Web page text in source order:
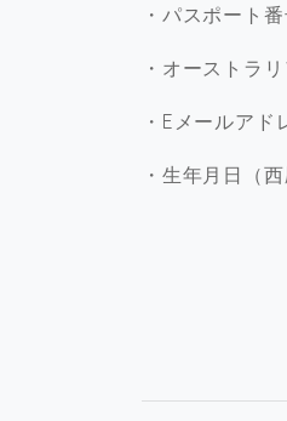
・パスポート
・オーストラ
・Eメールアド
・生年月日（